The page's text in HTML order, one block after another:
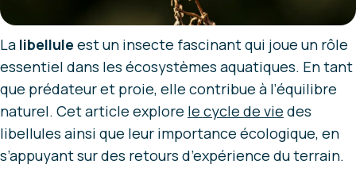
La libellule est un insecte fascinant qui joue un rôle
essentiel dans les écosystèmes aquatiques. En tant
que prédateur et proie, elle contribue à l’équilibre
naturel. Cet article explore le cycle de vie des
libellules ainsi que leur importance écologique, en
s’appuyant sur des retours d’expérience du terrain.